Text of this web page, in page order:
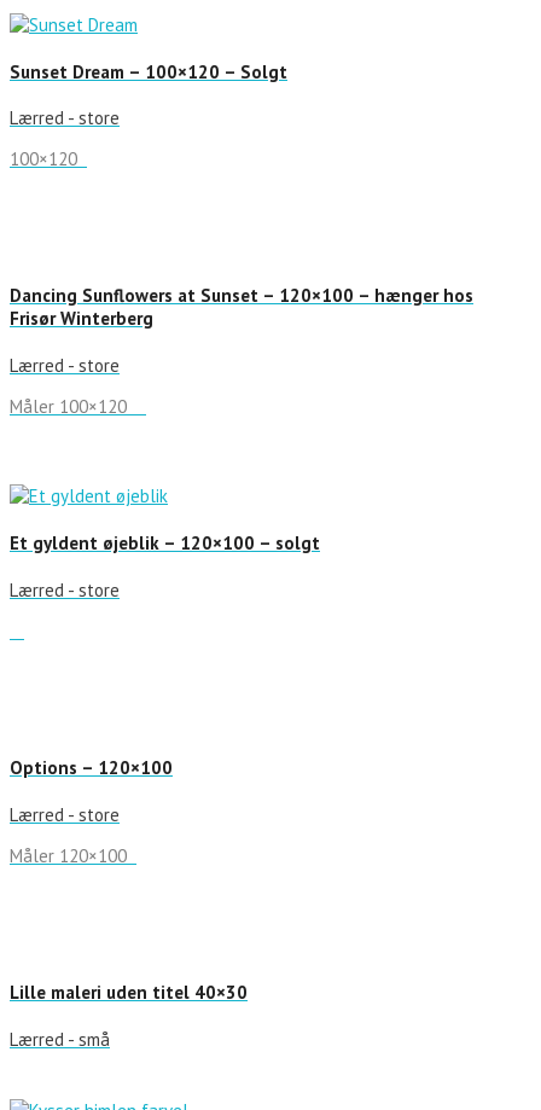
Sunset Dream – 100×120 – Solgt
Lærred - store
100×120
Dancing Sunflowers at Sunset – 120×100 – hænger hos
Frisør Winterberg
Lærred - store
Måler 100×120
Et gyldent øjeblik – 120×100 – solgt
Lærred - store
Options – 120×100
Lærred - store
Måler 120×100
Lille maleri uden titel 40×30
Lærred - små